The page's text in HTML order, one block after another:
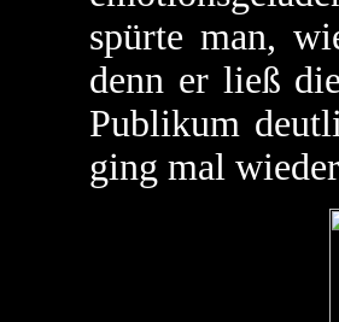
spürte man,
denn er ließ
Publikum
ging mal